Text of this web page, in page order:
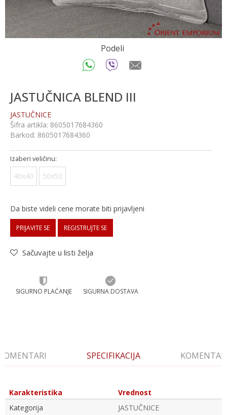
Podeli
JASTUČNICA BLEND III
JASTUČNICE
Šifra artikla: 8605017684360
Barkod: 8605017684360
Izaberi veličinu:
40x40 50x50
Da biste videli cene morate biti prijavljeni
PRIJAVITE SE REGISTRUJTE SE
Sačuvajte u listi želja
SIGURNO PLAĆANJE SIGURNA DOSTAVA
SPECIFIKACIJA
Karakteristika
Vrednost
Kategorija
JASTUČNICE